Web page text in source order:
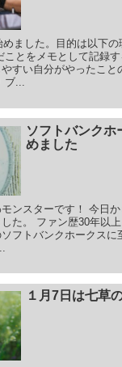
ました。目的は以下
ことをメモとして記録
すい自分がやったこと
ブ...
ソフトバンクホ
めました
ンスターです！ 今日
た。 ファン歴30年以
フトバンクホークスに
１月7日は七草